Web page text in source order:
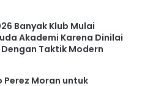
Banyak Klub Mulai
Akademi Karena Dinilai
Taktik Modern
Moran untuk